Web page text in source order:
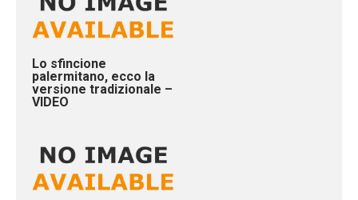
Lo sfincione
palermitano, ecco la
versione tradizionale –
VIDEO